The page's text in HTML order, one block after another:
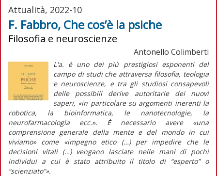
Attualità, 2022-10
F. Fabbro, Che cos’è la psiche
Filosofia e neuroscienze
Antonello Colimberti
L'a. è uno dei più prestigiosi esponenti del
campo di studi che attraversa filosofia, teologia
e neuroscienze, e tra gli studiosi consapevoli
delle possibili derive autoritarie dei nuovi
saperi, «in particolare su argomenti inerenti la
robotica, la bioinformatica, le nanotecnologie, la
neurofarmacologia ecc.». È necessario avere «una
comprensione generale della mente e del mondo in cui
viviamo» come «impegno etico (…) per impedire che le
decisioni vitali (…) vengano lasciate nelle mani di pochi
individui a cui è stato attribuito il titolo di “esperto” o
“scienziato”».